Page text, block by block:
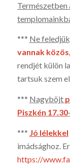
Természetben
*** Ne
vannak
rendjét külön
tartsuk szem
*** Nagyböjt
Piszkén 17.30
*** Jó lélekkel
imádsághoz.
https://